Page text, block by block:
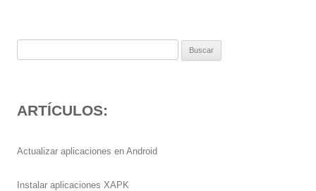
ARTÍCULOS:
Actualizar aplicaciones en Android
Instalar aplicaciones XAPK